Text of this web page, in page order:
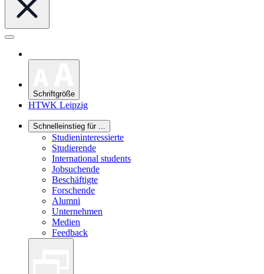
Schriftgröße
HTWK Leipzig
Schnelleinstieg für ...
Studieninteressierte
Studierende
International students
Jobsuchende
Beschäftigte
Forschende
Alumni
Unternehmen
Medien
Feedback